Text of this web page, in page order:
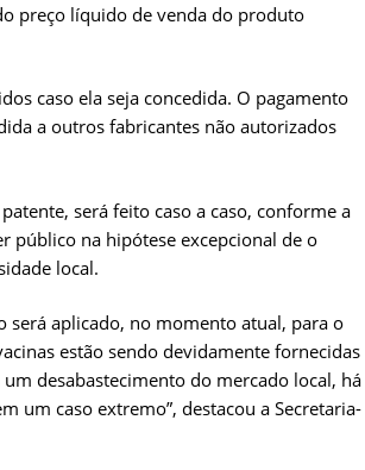
preço líquido de venda do produto
caso ela seja concedida. O pagamento
a outros fabricantes não autorizados
será feito caso a caso, conforme a
público na hipótese excepcional de o
local.
será aplicado, no momento atual, para o
estão sendo devidamente fornecidas
desabastecimento do mercado local, há
um caso extremo”, destacou a Secretaria-